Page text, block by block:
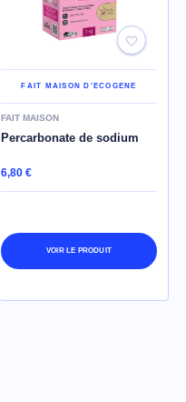
FAIT MAISON D'ECOGENE
FAIT MAISON
Percarbonate de sodium
6,80 €
VOIR LE PRODUIT